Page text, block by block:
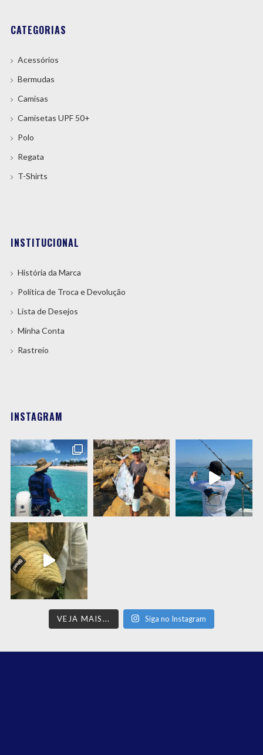
CATEGORIAS
Acessórios
Bermudas
Camisas
Camisetas UPF 50+
Polo
Regata
T-Shirts
INSTITUCIONAL
História da Marca
Política de Troca e Devolução
Lista de Desejos
Minha Conta
Rastreio
INSTAGRAM
VEJA MAIS... Siga no Instagram